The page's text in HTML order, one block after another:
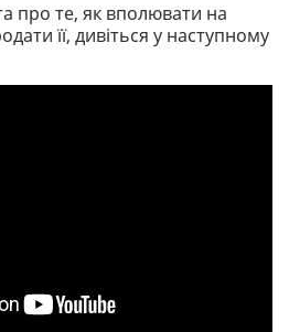
про те, як вполювати на
її, дивіться у наступному